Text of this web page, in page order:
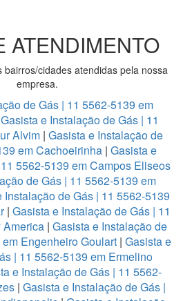
ATENDIMENTO
bairros/cidades atendidas pela nossa
empresa.
de Gás | 11 5562-5139 em
Gasista e Instalação de Gás | 11
Alvim | Gasista e Instalação de
em Cachoeirinha| Gasista e
5562-5139 em Campos Eliseos
de Gás | 11 5562-5139 em
Instalação de Gás | 11 5562-5139
| Gasista e Instalação de Gás | 11
America | Gasista e Instalação de
Engenheiro Goulart | Gasista e
| 11 5562-5139 em Ermelino
e Instalação de Gás | 11 5562-
| Gasista e Instalação de Gás |